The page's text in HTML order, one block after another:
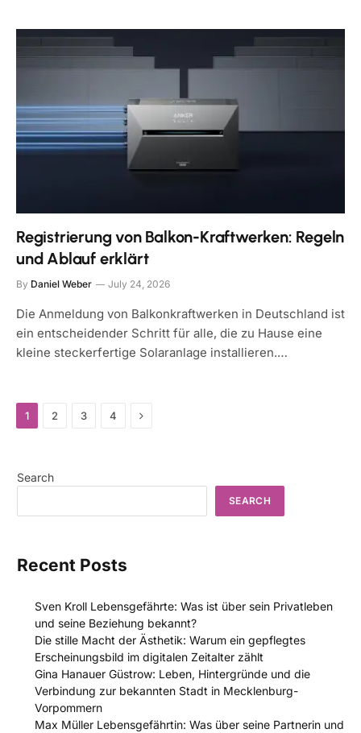
Registrierung von Balkon-Kraftwerken: Regeln
und Ablauf erklärt
By Daniel Weber July 24, 2026
Die Anmeldung von Balkonkraftwerken in Deutschland ist
ein entscheidender Schritt für alle, die zu Hause eine
kleine steckerfertige Solaranlage installieren.…
1 2 3 4 Next
Search
SEARCH
Recent Posts
Sven Kroll Lebensgefährte: Was ist über sein Privatleben
und seine Beziehung bekannt?
Die stille Macht der Ästhetik: Warum ein gepflegtes
Erscheinungsbild im digitalen Zeitalter zählt
Gina Hanauer Güstrow: Leben, Hintergründe und die
Verbindung zur bekannten Stadt in Mecklenburg-
Vorpommern
Max Müller Lebensgefährtin: Was über seine Partnerin und